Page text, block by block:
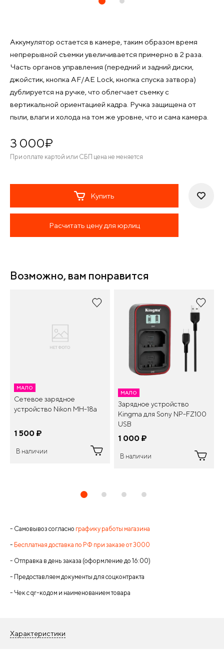
Аккумулятор остается в камере, таким образом время
непрерывной съемки увеличивается примерно в 2 раза.
Часть органов управления (передний и задний диски,
джойстик, кнопка AF/AE Lock, кнопка спуска затвора)
дублируется на ручке, что облегчает съемку с
вертикальной ориентацией кадра. Ручка защищена от
пыли, влаги и холода на том же уровне, что и сама камера.
3 000¤
При оплате картой или СБП цена не меняется
Купить
Расчитать цену для юрлиц
Возможно, вам понравится
МАЛО
Сетевое зарядное
устройство Nikon MH-18a
1 500 ¤
В наличии
МАЛО
Зарядное устройство
Kingma для Sony NP-FZ100
USB
1 000 ¤
В наличии
- Самовывоз согласно графику работы магазина
- Бесплатная доставка по РФ при заказе от 3000
- Отправка в день заказа (оформление до 16:00)
- Предоставляем документы для соцконтракта
- Чек с qr-кодом и наименованием товара
Характеристики